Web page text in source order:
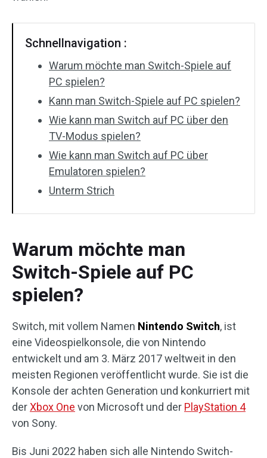
Schnellnavigation :
Warum möchte man Switch-Spiele auf
PC spielen?
Kann man Switch-Spiele auf PC spielen?
Wie kann man Switch auf PC über den
TV-Modus spielen?
Wie kann man Switch auf PC über
Emulatoren spielen?
Unterm Strich
Warum möchte man
Switch-Spiele auf PC
spielen?
Switch, mit vollem Namen Nintendo Switch, ist
eine Videospielkonsole, die von Nintendo
entwickelt und am 3. März 2017 weltweit in den
meisten Regionen veröffentlicht wurde. Sie ist die
Konsole der achten Generation und konkurriert mit
derXbox One von Microsoft und der PlayStation 4
von Sony.
Bis Juni 2022 haben sich alle Nintendo Switch-